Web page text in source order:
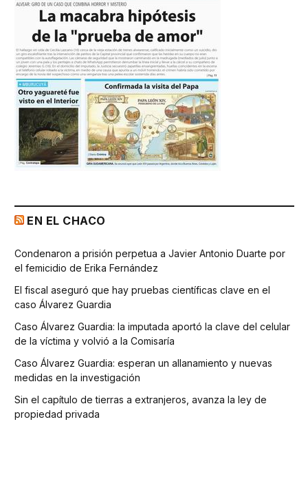
EN EL CHACO
Condenaron a prisión perpetua a Javier Antonio Duarte por
el femicidio de Erika Fernández
El fiscal aseguró que hay pruebas científicas clave en el
caso Álvarez Guardia
Caso Álvarez Guardia: la imputada aportó la clave del celular
de la víctima y volvió a la Comisaría
Caso Álvarez Guardia: esperan un allanamiento y nuevas
medidas en la investigación
Sin el capítulo de tierras a extranjeros, avanza la ley de
propiedad privada